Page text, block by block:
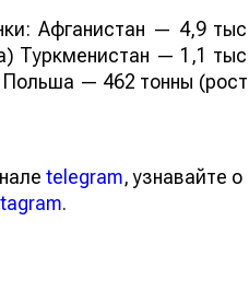
Афганистан — 4,9 тыс
Туркменистан — 1,1 тыс
Польша — 462 тонны (рост
telegram, узнавайте о
.